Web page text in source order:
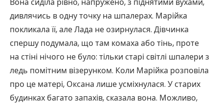
дивлячись в одну точку на шпалерах. Марійка
покликала її, але Лада не озирнулася. Дівчинка
спершу подумала, що там комаха або тінь, проте
на стіні нічого не було: тільки старі світлі шпалери з
ледь помітним візерунком. Коли Марійка розповіла
про це матері, Оксана лише усміхнулася. У старих
будинках багато запахів, сказала вона. Можливо,